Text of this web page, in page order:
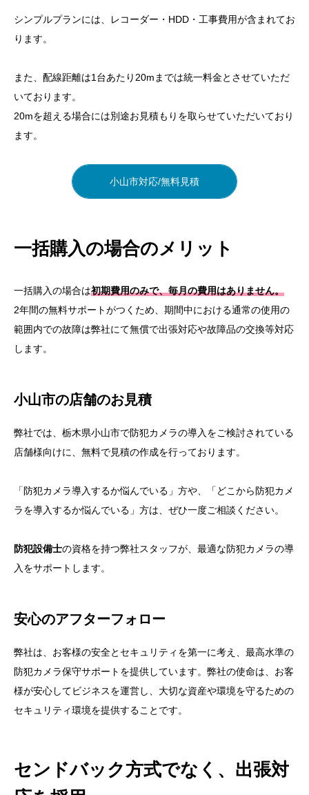
シンプルプランには、レコーダー・HDD・工事費用が含まれてお
ります。
また、配線距離は1台あたり20mまでは統一料金とさせていただ
いております。
20mを超える場合には別途お見積もりを取らせていただいており
ます。
小山市対応/無料見積
一括購入の場合のメリット
一括購入の場合は初期費用のみで、毎月の費用はありません。
2年間の無料サポートがつくため、期間中における通常の使用の
範囲内での故障は弊社にて無償で出張対応や故障品の交換等対応
します。
小山市の店舗のお見積
弊社では、栃木県小山市で防犯カメラの導入をご検討されている
店舗様向けに、無料で見積の作成を行っております。
「防犯カメラ導入するか悩んでいる」方や、「どこから防犯カメ
ラを導入するか悩んでいる」方は、ぜひ一度ご相談ください。
防犯設備士の資格を持つ弊社スタッフが、最適な防犯カメラの導
入をサポートします。
安心のアフターフォロー
弊社は、お客様の安全とセキュリティを第一に考え、最高水準の
防犯カメラ保守サポートを提供しています。弊社の使命は、お客
様が安心してビジネスを運営し、大切な資産や環境を守るための
セキュリティ環境を提供することです。
センドバック方式でなく、出張対
小山市の店舗のお見積
安心のアフターフォロー
徹底した顧客満足度の追求
防犯カメラ設置工事の対応エリア